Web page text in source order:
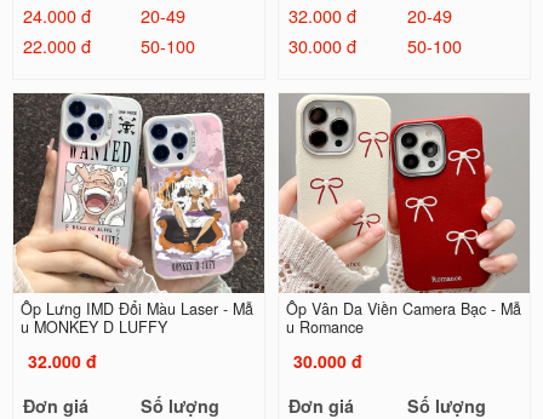
24.000 đ
20-49
22.000 đ
50-100
32.000 đ
20-49
30.000 đ
50-100
Ốp Lưng IMD Đổi Màu Laser - Mẫ
u MONKEY D LUFFY
32.000 đ
Đơn giá
Số lượng
Ốp Vân Da Viền Camera Bạc - Mẫ
u Romance
30.000 đ
Đơn giá
Số lượng